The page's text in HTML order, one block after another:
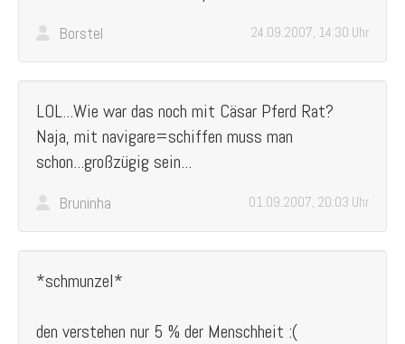
Borstel 24.09.2007, 14:30 Uhr
LOL...Wie war das noch mit Cäsar Pferd Rat?
Naja, mit navigare=schiffen muss man
schon...großzügig sein...
Bruninha 01.09.2007, 20:03 Uhr
*schmunzel*
den verstehen nur 5 % der Menschheit :(